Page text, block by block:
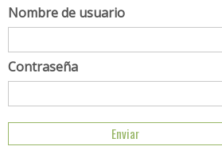
Nombre de usuario
Contraseña